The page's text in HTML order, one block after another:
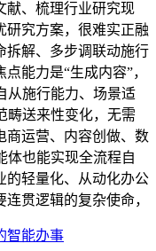
、梳理行业研究现
研究方案，很难实正融
拆解、多步调联动施行
能力是“生成内容”，
从施行能力、场景适
畴送来性变化，无需
商运营、内容创做、数
体也能实现全流程自
的轻量化、从动化办公
贯逻辑的复杂使命，
智能办事